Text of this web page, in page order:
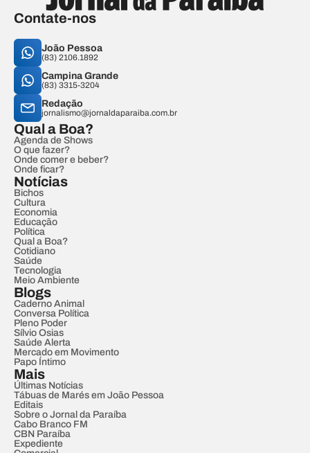
Contate-nos
João Pessoa
(83) 2106.1892
Campina Grande
(83) 3315-3204
Redação
jornalismo@jornaldaparaiba.com.br
Qual a Boa?
Agenda de Shows
O que fazer?
Onde comer e beber?
Onde ficar?
Notícias
Bichos
Cultura
Economia
Educação
Política
Qual a Boa?
Cotidiano
Saúde
Tecnologia
Meio Ambiente
Blogs
Caderno Animal
Conversa Política
Pleno Poder
Sílvio Osias
Saúde Alerta
Mercado em Movimento
Papo Íntimo
Mais
Últimas Notícias
Tábuas de Marés em João Pessoa
Editais
Sobre o Jornal da Paraíba
Cabo Branco FM
CBN Paraíba
Expediente